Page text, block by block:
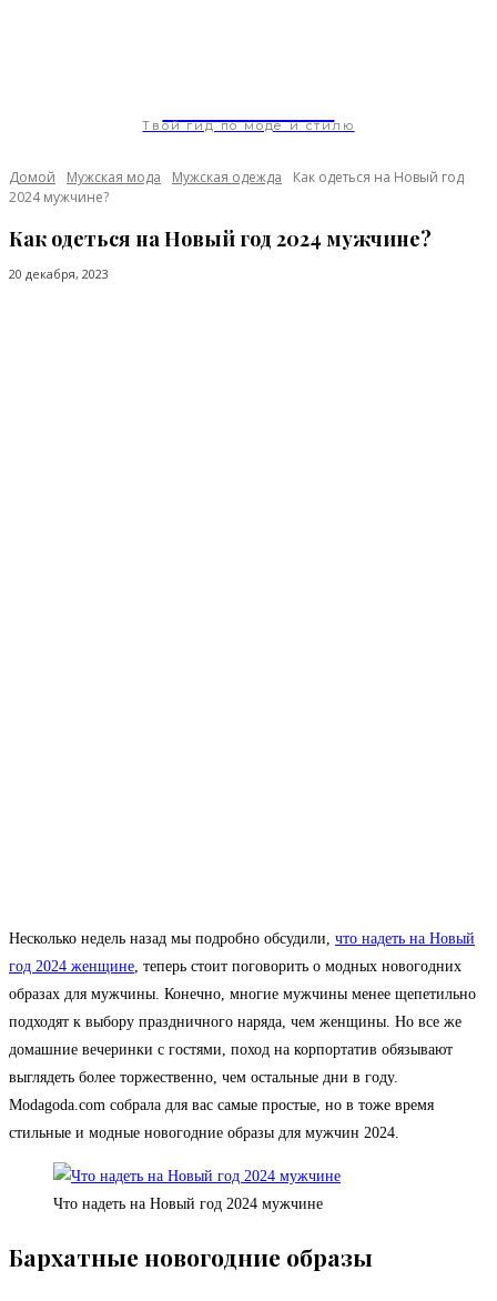
Твой гид по моде и стилю
Домой Мужская мода Мужская одежда
Как одеться на Новый год
2024 мужчине?
Как одеться на Новый год 2024 мужчине?
20 декабря, 2023
Несколько недель назад мы подробно обсудили, что надеть на Новый
год 2024 женщине, теперь стоит поговорить о модных новогодних
образах для мужчины. Конечно, многие мужчины менее щепетильно
подходят к выбору праздничного наряда, чем женщины. Но все же
домашние вечеринки с гостями, поход на корпортатив обязывают
выглядеть более торжественно, чем остальные дни в году.
Modagoda.com собрала для вас самые простые, но в тоже время
стильные и модные новогодние образы для мужчин 2024.
Что надеть на Новый год 2024 мужчине
Бархатные новогодние образы